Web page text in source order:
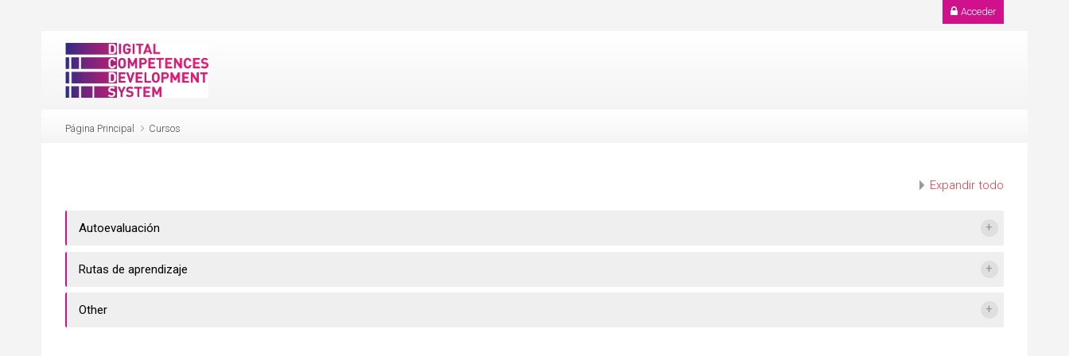
Acceder
Página Principal Cursos
Expandir todo
Autoevaluación
Rutas de aprendizaje
Other